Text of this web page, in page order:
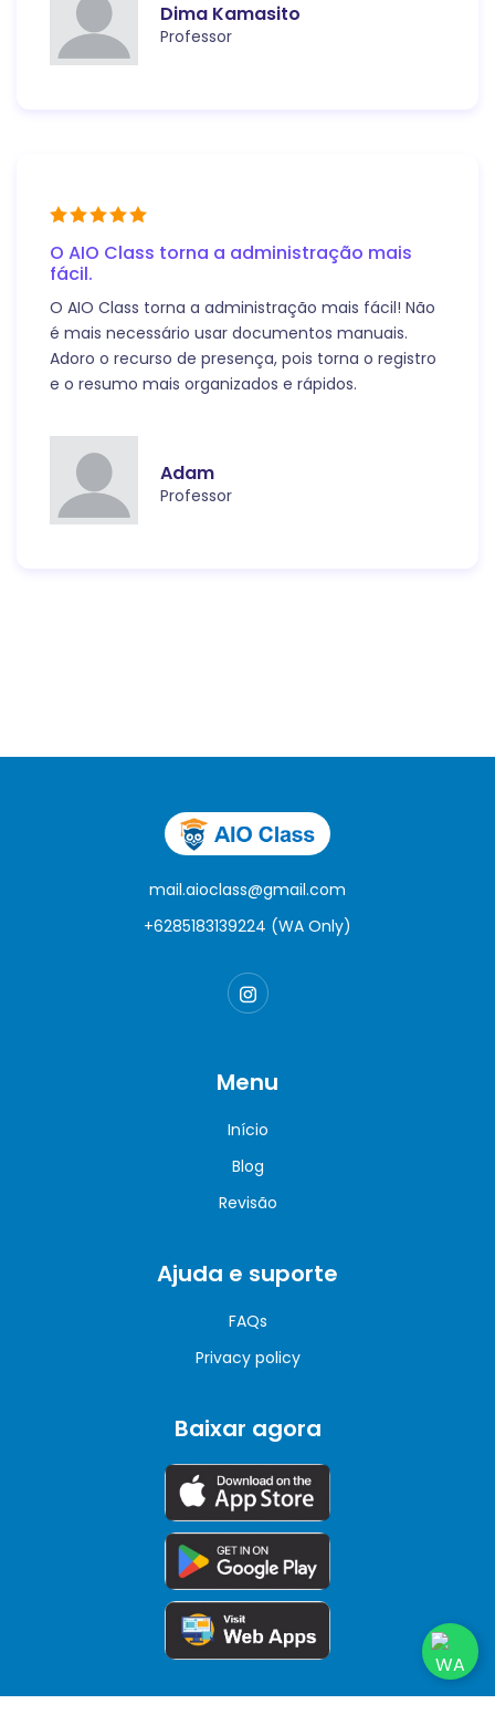
Dima Kamasito
Professor
O AIO Class torna a administração mais
fácil.
O AIO Class torna a administração mais fácil! Não
é mais necessário usar documentos manuais.
Adoro o recurso de presença, pois torna o registro
e o resumo mais organizados e rápidos.
Adam
Professor
mail.aioclass@gmail.com
+6285183139224 (WA Only)
Menu
Início
Blog
Revisão
Ajuda e suporte
FAQs
Privacy policy
Baixar agora